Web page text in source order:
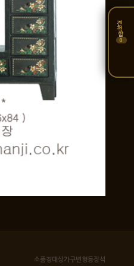
견
적
함
0
소품경대상가구변형등장석